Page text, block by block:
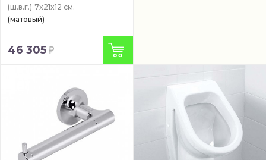
(ш.в.г.) 7x21x12 см.
(матовый)
46 305